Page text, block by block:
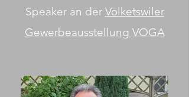
Speaker an der Volketswiler
Gewerbeausstellung VOGA